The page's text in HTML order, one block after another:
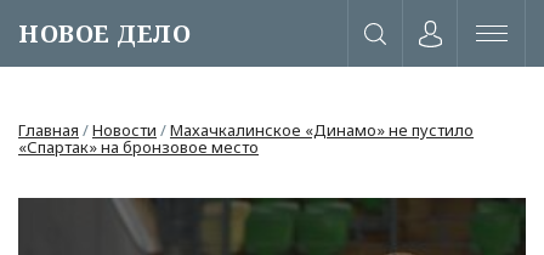
НОВОЕ ДЕЛО
Главная /Новости /Махачкалинское «Динамо» не пустило
«Спартак» на бронзовое место